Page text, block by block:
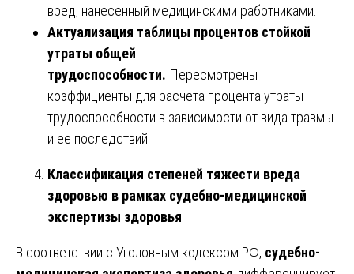
вред, нанесенный медицинскими работниками.
Актуализация таблицы процентов стойкой
утраты общей
трудоспособности. Пересмотрены
коэффициенты для расчета процента утраты
трудоспособности в зависимости от вида травмы
и ее последствий.
Классификация степеней тяжести вреда
здоровью в рамках судебно-медицинской
экспертизы здоровья
В соответствии с Уголовным кодексом РФ, судебно-